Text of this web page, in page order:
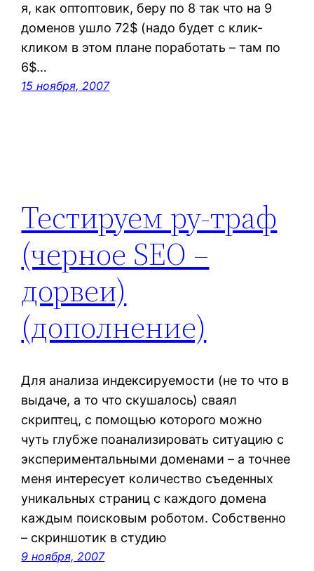
я, как оптоптовик, беру по 8 так что на 9
доменов ушло 72$ (надо будет с клик-
кликом в этом плане поработать – там по
6$…
15 ноября, 2007
Тестируем ру-траф
(черное SEO –
дорвеи)
(дополнение)
Для анализа индексируемости (не то что в
выдаче, а то что скушалось) сваял
скриптец, с помощью которого можно
чуть глубже поанализировать ситуацию с
экспериментальными доменами – а точнее
меня интересует количество съеденных
уникальных страниц с каждого домена
каждым поисковым роботом. Собственно
– скриншотик в студию
9 ноября, 2007